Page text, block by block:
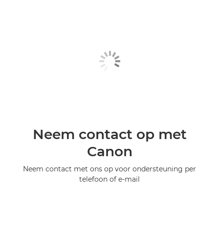
Neem contact op met
Canon
Neem contact met ons op voor ondersteuning per
telefoon of e-mail